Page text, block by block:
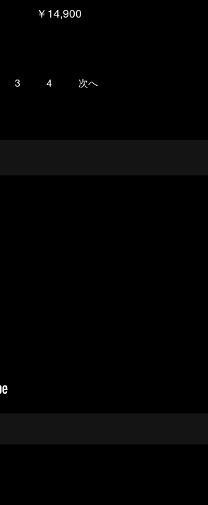
￥14,900
3 4 次へ